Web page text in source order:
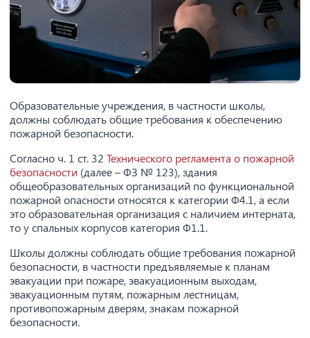
Образовательные учреждения, в частности школы,
должны соблюдать общие требования к обеспечению
пожарной безопасности.
Согласно ч. 1 ст. 32 Технического регламента о пожарной
безопасности (далее – ФЗ № 123), здания
общеобразовательных организаций по функциональной
пожарной опасности относятся к категории Ф4.1, а если
это образовательная организация с наличием интерната,
то у спальных корпусов категория Ф1.1.
Школы должны соблюдать общие требования пожарной
безопасности, в частности предъявляемые к планам
эвакуации при пожаре, эвакуационным выходам,
эвакуационным путям, пожарным лестницам,
противопожарным дверям, знакам пожарной
безопасности.